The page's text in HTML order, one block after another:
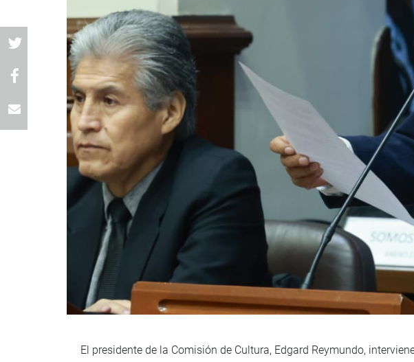
El presidente de la Comisión de Cultura, Edgard Reymundo,